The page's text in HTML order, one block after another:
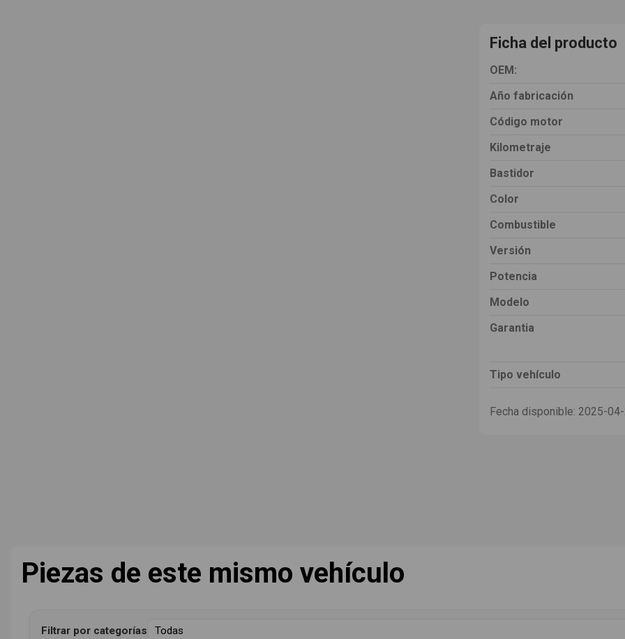
Ficha del producto
OEM:
Año fabricación
Código motor
Kilometraje
Bastidor
Color
Combustible
Versión
Potencia
Modelo
Garantia
Tipo vehículo
Fecha disponible: 2025-
Piezas de este mismo vehículo
Filtrar por categorías